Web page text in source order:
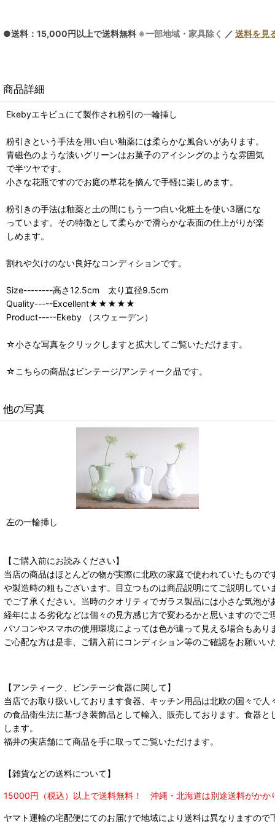
●送料：15,000円以上で送料無料 ※一部地域・家具除く ／ 送料を見
商品詳細
Ekebyエキビュにて製作され粉引の一輪挿し
粉引きという手法を用い白い釉薬には柔らかな風合いがあります。
青磁色のような淡いグリーンはお菓子のアイシングのような雰囲気
で半ツヤです。
小さな花瓶ですのでお庭の草花を摘んで手軽に楽しめます。
粉引きの手法は釉薬と土の間にもう一つ白い化粧土を使い3層にな
っています。その特徴として柔らかで滑らかな表面の仕上がりが楽
しめます。
割れや欠けのない良好なコンディションです。
Size--------高さ12.5cm 太り直径9.5cm
Quality-----Excellent★★★★★
Product-----Ekeby （スウェーデン）
☆小さな写真をクリックしますと拡大してご覧いただけます。
☆こちらの商品はビンテージ/アンティーク品です。
他の写真
左の一輪挿し
【ご購入前にお読みください】
当店の商品はほとんどの物が実際に北欧の家庭で使われていたもの
や製造時の粗もございます。目立つものは商品説明にてご説明して
でご了承ください。当時のクオリティでガラス製品には小さな気泡が
経年による劣化などは個々の見方感じ方で変わるかと思いますのでご
パソコンやスマホの使用環境によっては色が違って見える場合もあ
ご心配な方は是非、ご購入前にコンディション等のご確認をお願い
【アンティーク、ビンテージ食器に関して】
当店でお取り扱いしております食器、キッチン用品は北欧の国々で
の食品衛生法に基づき装飾品として輸入、販売しております。食器
します。
福井の実店舗にて商品を手に取ってご覧いただけます。
【雑貨などの送料について】
15000円（税込）以上で送料無料！ 沖縄・北海道は別途送料がかか
ヤマト運輸の宅配便にてのお届けで地域により送料は異なりますので